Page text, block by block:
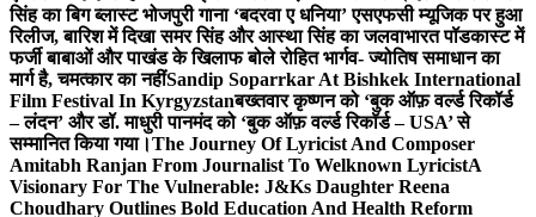
सिंह का बिग ब्लास्ट भोजपुरी गाना ‘बदरवा ए धनिया’ एसएफसी म्यूजिक पर हुआ
रिलीज, बारिश में दिखा समर सिंह और आस्था सिंह का जलवाभारत पॉडकास्ट में
फर्जी बाबाओं और पाखंड के खिलाफ बोले रोहित भार्गव- ज्योतिष समाधान का
मार्ग है, चमत्कार का नहींSandip Soparrkar At Bishkek International
Film Festival In Kyrgyzstanबख्तवार कृष्णन को ‘बुक ऑफ़ वर्ल्ड रिकॉर्ड
– लंदन’ और डॉ. माधुरी पानमंद को ‘बुक ऑफ़ वर्ल्ड रिकॉर्ड – USA’ से
सम्मानित किया गया।The Journey Of Lyricist And Composer
Amitabh Ranjan From Journalist To Welknown LyricistA
Visionary For The Vulnerable: J&Ks Daughter Reena
Choudhary Outlines Bold Education And Health Reform